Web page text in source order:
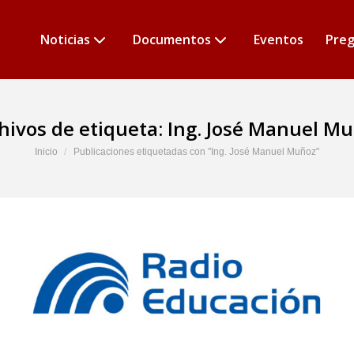
Noticias Documentos Eventos
de etiqueta: Ing. José Manuel
Estás aquí:
Inicio Publicaciones etiquetadas con "Ing. José Manuel Muñoz"